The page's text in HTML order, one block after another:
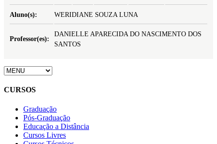
Aluno(s): WERIDIANE SOUZA LUNA
Professor(es):
DANIELLE APARECIDA DO NASCIMENTO DOS
SANTOS
CURSOS
Graduação
Pós-Graduação
Educação a Distância
Cursos Livres